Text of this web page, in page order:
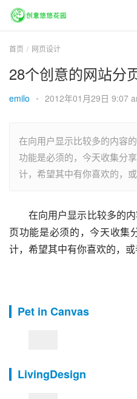
首页 网页设计
28个创意的网站分
emilo • 2012年01月29日 9:07
在向用户显示比较多的内容
功能是必须的，今天收集分
计，希望其中有你喜欢的，
在向用户显示比较多的
页功能是必须的，今天收集
计，希望其中有你喜欢的，或
Pet in Canvas
LivingDesign